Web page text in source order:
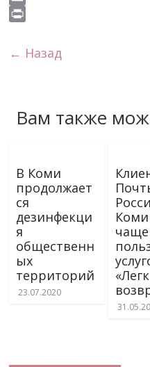
s
o
e
g
tb
iE
← Назад
Вам также
В Коми
продолжает
ся
дезинфекци
я
общественн
ых
территорий
23.07.2020
Коми
чаще